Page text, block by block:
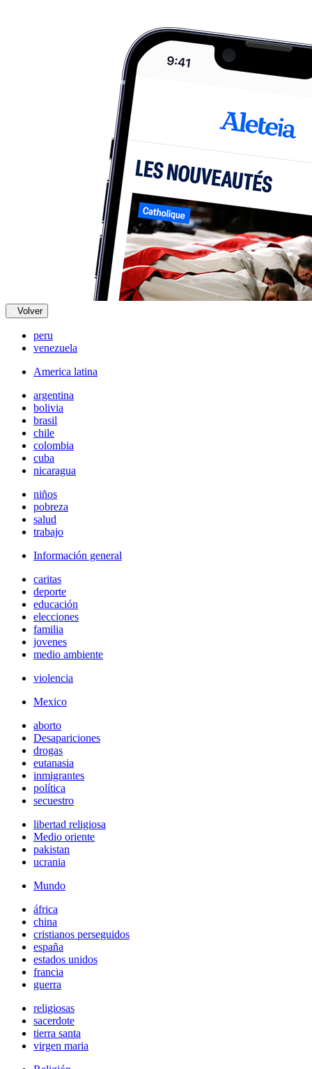
Volver
peru
venezuela
America latina
argentina
bolivia
brasil
chile
colombia
cuba
nicaragua
niños
pobreza
salud
trabajo
Información general
caritas
deporte
educación
elecciones
familia
jovenes
medio ambiente
violencia
Mexico
aborto
Desapariciones
drogas
eutanasia
inmigrantes
política
secuestro
libertad religiosa
Medio oriente
pakistan
ucrania
Mundo
áfrica
china
cristianos perseguidos
españa
estados unidos
francia
guerra
religiosas
sacerdote
tierra santa
virgen maria